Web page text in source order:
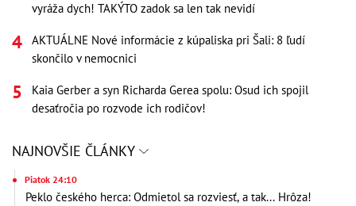
vyráža dych! TAKÝTO zadok sa len tak nevidí
AKTUÁLNE Nové informácie z kúpaliska pri Šali: 8 ľudí
skončilo v nemocnici
Kaia Gerber a syn Richarda Gerea spolu: Osud ich spojil
desaťročia po rozvode ich rodičov!
NAJNOVŠIE ČLÁNKY
Piatok 24:10
Peklo českého herca: Odmietol sa rozviesť, a tak... Hrôza!